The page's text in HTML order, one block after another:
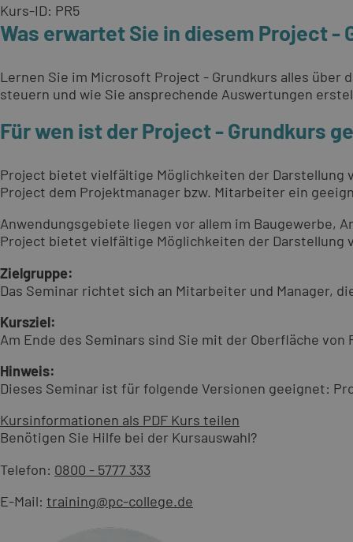
Kurs-ID: PR5
Was erwartet Sie in diesem Project -
Lernen Sie im Microsoft Project - Grundkurs alles über
steuern und wie Sie ansprechende Auswertungen
Für wen ist der Project - Grundkurs
Project bietet vielfältige Möglichkeiten der Darstellung
Project dem Projektmanager bzw. Mitarbeiter ein
Anwendungsgebiete liegen vor allem im Baugewerbe,
Project bietet vielfältige Möglichkeiten der Darstellung
Zielgruppe:
Das Seminar richtet sich an Mitarbeiter und Manager,
Kursziel:
Am Ende des Seminars sind Sie mit der Oberfläche
Hinweis:
Dieses Seminar ist für folgende Versionen geeignet:
Kursinformationen als PDF Kurs teilen
Benötigen Sie Hilfe bei der Kursauswahl?
Telefon: 0800 - 5777 333
E-Mail: training@pc-college.de